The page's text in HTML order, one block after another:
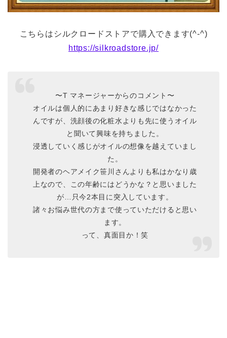
こちらはシルクロードストアで購入できます(^-^)
https://silkroadstore.jp/
〜T マネージャーからのコメント〜
オイルは個人的にあまり好きな感じではなかった
んですが、洗顔後の化粧水よりも先に使うオイル
と聞いて興味を持ちました。
浸透していく感じがオイルの想像を越えていまし
た。
開発者のヘアメイク笹川さんよりも私はかなり歳
上なので、この年齢にはどうかな？と思いました
が…只今2本目に突入しています。
諸々お悩み世代の方まで使っていただけると思い
ます。
って、真面目か！笑